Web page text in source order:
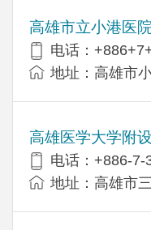
高雄市立小港医
电话：
地址：高雄市
高雄医学大学附
电话：+886-7-
地址：高雄市